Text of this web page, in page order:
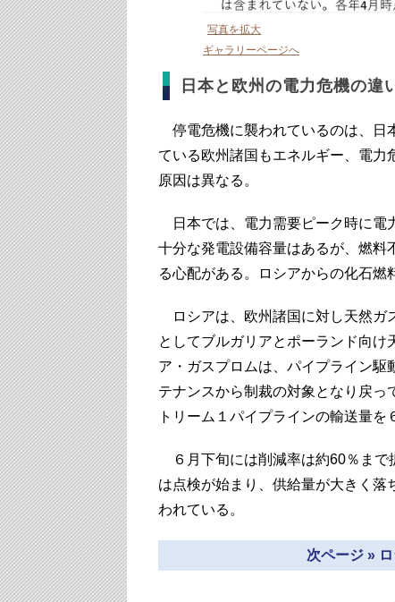
写真を拡大
ギャラリーページへ
日本と欧州の電力危機の違
停電危機に襲われているのは、日
ている欧州諸国もエネルギー、電力
原因は異なる。
日本では、電力需要ピーク時に電
十分な発電設備容量はあるが、燃料
る心配がある。ロシアからの化石燃
ロシアは、欧州諸国に対し天然ガ
としてブルガリアとポーランド向
ア・ガスプロムは、パイプライン駆
テナンスから制裁の対象となり戻っ
トリーム１パイプラインの輸送量を
６月下旬には削減率は約60％まで
は点検が始まり、供給量が大きく
われている。
次ページ »